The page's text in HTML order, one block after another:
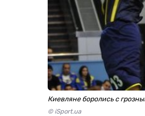
Киевляне боролись с
© iSport.ua